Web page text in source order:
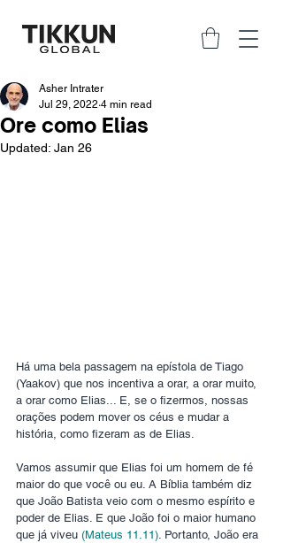
Ore como Elias
Asher Intrater
Jul 29, 2022 4 min read
Updated: Jan 26
Há uma bela passagem na epístola de Tiago
(Yaakov) que nos incentiva a orar, a orar muito,
a orar como Elias... E, se o fizermos, nossas
orações podem mover os céus e mudar a
história, como fizeram as de Elias.
Vamos assumir que Elias foi um homem de fé
maior do que você ou eu. A Bíblia também diz
que João Batista veio com o mesmo espírito e
poder de Elias. E que João foi o maior humano
que já viveu (Mateus 11.11). Portanto, João era